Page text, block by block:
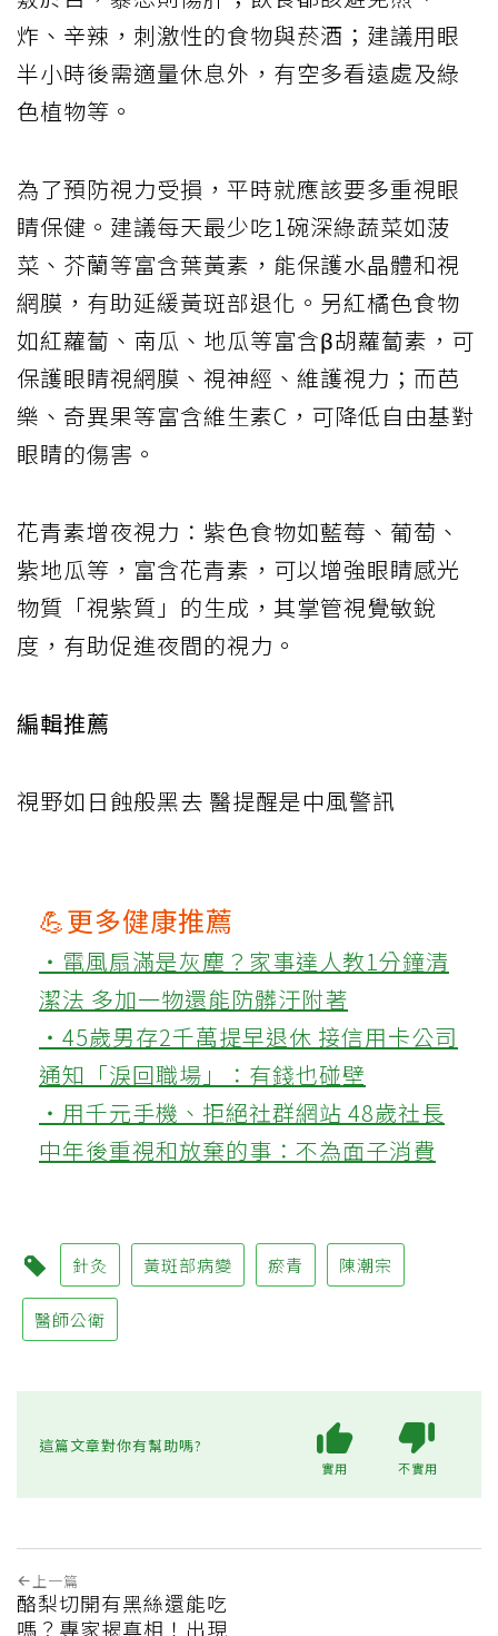
炸、辛辣，刺激性的食物與菸酒；建議用眼
半小時後需適量休息外，有空多看遠處及綠
色植物等。
為了預防視力受損，平時就應該要多重視眼
睛保健。建議每天最少吃1碗深綠蔬菜如菠
菜、芥蘭等富含葉黃素，能保護水晶體和視
網膜，有助延緩黃斑部退化。另紅橘色食物
如紅蘿蔔、南瓜、地瓜等富含β胡蘿蔔素，可
保護眼睛視網膜、視神經、維護視力；而芭
樂、奇異果等富含維生素C，可降低自由基對
眼睛的傷害。
花青素增夜視力：紫色食物如藍莓、葡萄、
紫地瓜等，富含花青素，可以增強眼睛感光
物質「視紫質」的生成，其掌管視覺敏銳
度，有助促進夜間的視力。
編輯推薦
視野如日蝕般黑去 醫提醒是中風警訊
💪更多健康推薦
‧電風扇滿是灰塵？家事達人教1分鐘清
潔法 多加一物還能防髒汙附著
‧45歲男存2千萬提早退休 接信用卡公司
通知「淚回職場」：有錢也碰壁
‧用千元手機、拒絕社群網站 48歲社長
中年後重視和放棄的事：不為面子消費
針灸 黃斑部病變 瘀青 陳潮宗
醫師公衛
這篇文章對你有幫助嗎?
實用 不實用
上一篇
酪梨切開有黑絲還能吃
嗎？專家揭真相！出現